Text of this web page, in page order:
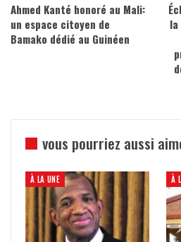
Ahmed Kanté honoré au Mali:
un espace citoyen de
Bamako dédié au Guinéen
la
vous pourriez aussi
À LA UNE À